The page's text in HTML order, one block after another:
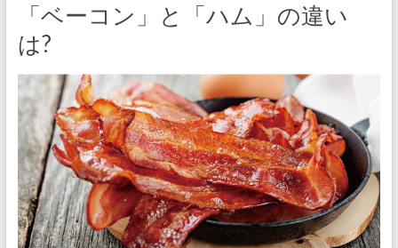
「ベーコン」と「ハム」の違い
は?